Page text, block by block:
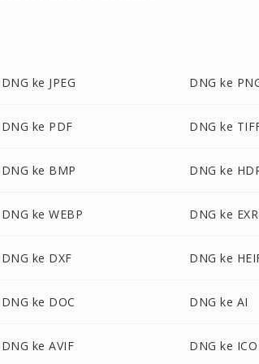
DNG ke JPEG DNG ke
DNG ke PDF DNG ke
DNG ke BMP DNG ke
DNG ke WEBP DNG ke EXR
DNG ke DXF DNG ke
DNG ke DOC DNG ke AI
DNG ke AVIF DNG ke ICO